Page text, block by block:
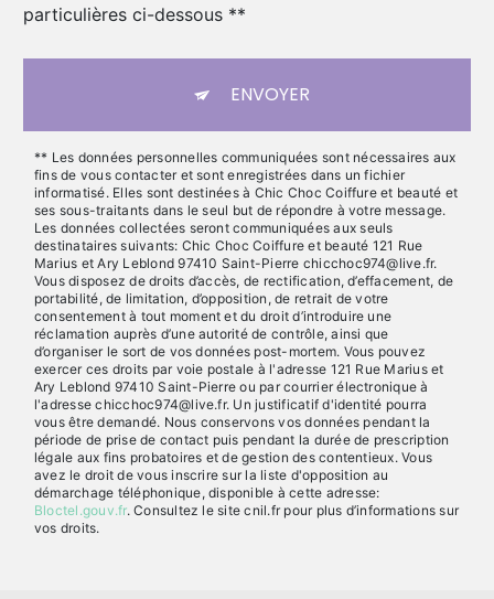
particulières ci-dessous **
ENVOYER
** Les données personnelles communiquées sont nécessaires aux
fins de vous contacter et sont enregistrées dans un fichier
informatisé. Elles sont destinées à Chic Choc Coiffure et beauté et
ses sous-traitants dans le seul but de répondre à votre message.
Les données collectées seront communiquées aux seuls
destinataires suivants: Chic Choc Coiffure et beauté 121 Rue
Marius et Ary Leblond 97410 Saint-Pierre chicchoc974@live.fr.
Vous disposez de droits d’accès, de rectification, d’effacement, de
portabilité, de limitation, d’opposition, de retrait de votre
consentement à tout moment et du droit d’introduire une
réclamation auprès d’une autorité de contrôle, ainsi que
d’organiser le sort de vos données post-mortem. Vous pouvez
exercer ces droits par voie postale à l'adresse 121 Rue Marius et
Ary Leblond 97410 Saint-Pierre ou par courrier électronique à
l'adresse chicchoc974@live.fr. Un justificatif d'identité pourra
vous être demandé. Nous conservons vos données pendant la
période de prise de contact puis pendant la durée de prescription
légale aux fins probatoires et de gestion des contentieux. Vous
avez le droit de vous inscrire sur la liste d'opposition au
démarchage téléphonique, disponible à cette adresse:
Bloctel.gouv.fr. Consultez le site cnil.fr pour plus d’informations sur
vos droits.